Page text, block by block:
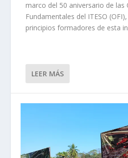
marco del 50 aniversario de las
Fundamentales del ITESO
principios formadores de esta
LEER MÁS